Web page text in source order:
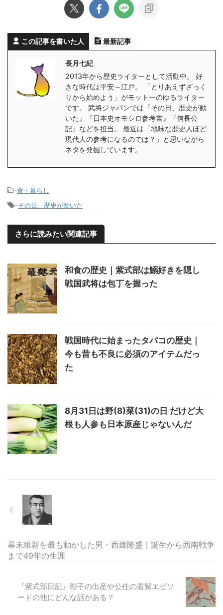
この記事を書いた人 最新記事
長月七紀
2013年から歴史ライターとして活動中。 好
きな時代は平安～江戸。 「とりあえずざっく
りから始めよう」がモットーのゆるライター
です。 武将ジャパンでは『その日、歴史が動
いた』『日本史オモシロ参考書』『信長公
記』などを担当。 最近は「地味な歴史人ほど
現代人の参考になるのでは？」と思いながら
ネタを発掘しています。
-食・暮らし
-その日、歴史が動いた
さらに読みたい関連記事
和食の歴史｜紫式部は鰯好きを隠し
戦国武将は包丁を握った
戦国時代に始まったタバコの歴史｜
今も昔も不良に必須のアイテムだっ
た
8月31日は野(8)菜(31)の日 だけど大
根も人参も日本原産じゃないんだ
幕末維新を最も動かした男・西郷隆盛｜誕生から西南戦争
まで49年の生涯
『紫式部日記』彰子の出産や公任の若紫エピソ
ードの他にどんな話がある？